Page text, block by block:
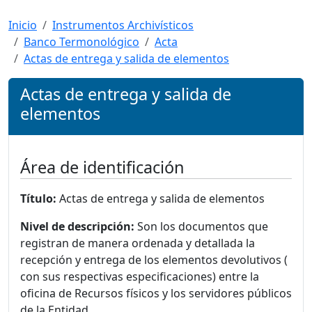
Inicio
Instrumentos Archivísticos
Banco Termonológico
Acta
Actas de entrega y salida de elementos
Actas de entrega y salida de
elementos
Área de identificación
Título: Actas de entrega y salida de elementos
Nivel de descripción: Son los documentos que
registran de manera ordenada y detallada la
recepción y entrega de los elementos devolutivos (
con sus respectivas especificaciones) entre la
oficina de Recursos físicos y los servidores públicos